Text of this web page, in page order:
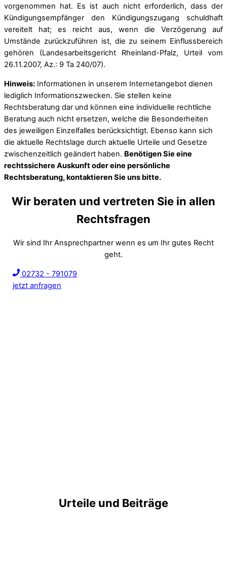
vorgenommen hat. Es ist auch nicht erforderlich, dass der
Kündigungsempfänger den Kündigungszugang schuldhaft
vereitelt hat; es reicht aus, wenn die Verzögerung auf
Umstände zurückzuführen ist, die zu seinem Einflussbereich
gehören (Landesarbeitsgericht Rheinland-Pfalz, Urteil vom
26.11.2007, Az.: 9 Ta 240/07).
Hinweis: Informationen in unserem Internetangebot dienen
lediglich Informationszwecken. Sie stellen keine
Rechtsberatung dar und können eine individuelle rechtliche
Beratung auch nicht ersetzen, welche die Besonderheiten
des jeweiligen Einzelfalles berücksichtigt. Ebenso kann sich
die aktuelle Rechtslage durch aktuelle Urteile und Gesetze
zwischenzeitlich geändert haben. Benötigen Sie eine
rechtssichere Auskunft oder eine persönliche
Rechtsberatung, kontaktieren Sie uns bitte.
Wir beraten und vertreten Sie in allen
Rechtsfragen
Wir sind Ihr Ansprechpartner wenn es um Ihr gutes Recht
geht.
02732 - 791079
jetzt anfragen
Urteile und Beiträge